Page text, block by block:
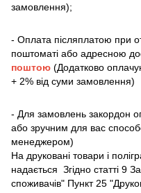
замовлення);
- Оплата післяплатою при
поштоматі або адресною
поштою (Додатково
+ 2% від суми замовлення)
- Для замовлень закордон
або зручним для вас
менеджером)
На друковані товари і
надається Згідно статті 9
споживачів" Пункт 25